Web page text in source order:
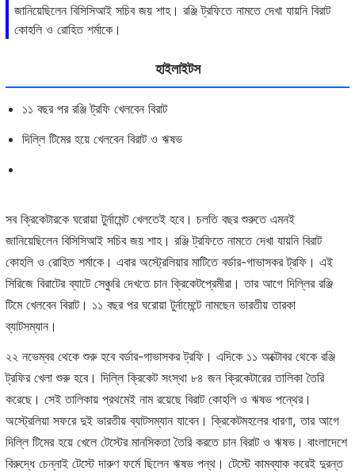
জানিয়েছিলেন বিসিসিআই সচিব জয় শাহ। রঞ্জি ট্রফিতে নামতে দেখা যায়নি বিরাট
কোহলি ও রোহিত শর্মাকে।
হাইলাইটস
১১ বছর পর রঞ্জি ট্রফি খেলবেন বিরাট
দিল্লি টিমের হয়ে খেলবেন বিরাট ও ঋষভ
সব ক্রিকেটারকে ঘরোয়া টুর্নামেন্ট খেলতেই হবে। চলতি বছর শুরুতে এমনই
জানিয়েছিলেন বিসিসিআই সচিব জয় শাহ। রঞ্জি ট্রফিতে নামতে দেখা যায়নি বিরাট
কোহলি ও রোহিত শর্মাকে। এবার অস্ট্রেলিয়ার মাটিতে বর্ডার-গাভাসকর ট্রফি। এই
সিরিজে বিরাটের ব্যাটে সেঞ্চুরি দেখতে চান ক্রিকেটপ্রেমীরা। তার আগে দিল্লির রঞ্জি
টিমে খেলবেন বিরাট। ১১ বছর পর ঘরোয়া টুর্নামেন্টে নামছেন ভারতীয় তারকা
ব্যাটসম্যান।
২২ নভেম্বর থেকে শুরু হবে বর্ডার-গাভাসকর ট্রফি। এদিকে ১১ অক্টোবর থেকে রঞ্জি
ট্রফির খেলা শুরু হবে। দিল্লি ক্রিকেট সংস্থা ৮৪ জন ক্রিকেটারের তালিকা তৈরি
করেছে। সেই তালিকায় প্রথমেই নাম রয়েছে বিরাট কোহলি ও ঋষভ পন্থের।
অস্ট্রেলিয়া সফরে দুই ভারতীয় ব্যাটসম্যান যাবেন। ক্রিকেটমহলের ধারণা, তার আগে
দিল্লি টিমের হয়ে খেলে টেস্টের মানসিকতা তৈরি করতে চান বিরাট ও ঋষভ। বাংলাদেশে
বিরুদ্ধে চেন্নাই টেস্টে দারুণ ফর্মে ছিলেন ঋষভ পন্থ। টেস্টে কামব্যাক করেই দুরন্ত